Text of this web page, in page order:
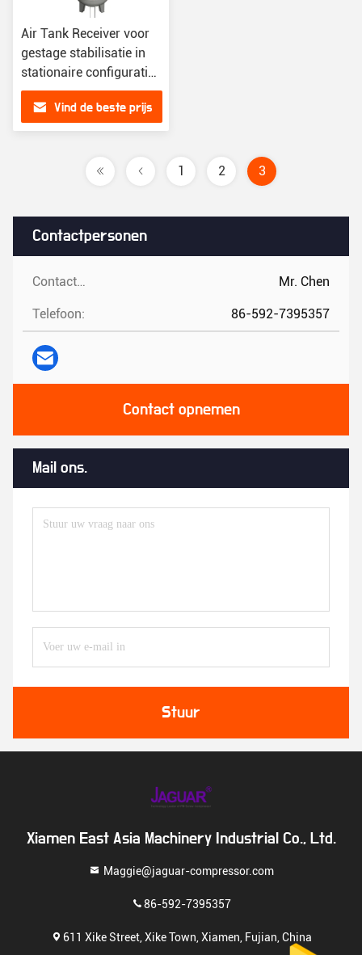
Contactpersonen
Contactpersonen: Mr. Chen
Telefoon: 86-592-7395357
Contact opnemen
Mail ons.
Stuur
Air Tank Receiver voor
gestage stabilisatie in
stationaire configuratie
door JAGUAR
Vind de beste prijs
1 2 3
Xiamen East Asia Machinery Industrial Co., Ltd.
Maggie@jaguar-compressor.com
86-592-7395357
611 Xike Street, Xike Town, Xiamen, Fujian, China